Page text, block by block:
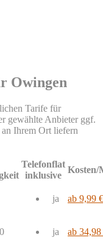
Owingen
Tarife für
gewählte Anbieter ggf.
Ihrem Ort liefern
Telefonflat
inklusive
Kosten/
ja ab 9,99 €
ja ab 34,98